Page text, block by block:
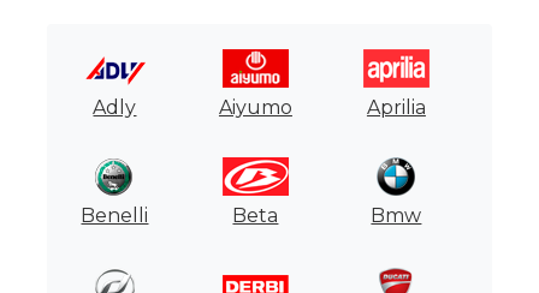
Nuevos
Motores
Usados
Tasaciones
Formulario
Adly Aiyumo Aprilia
Benelli Beta Bmw